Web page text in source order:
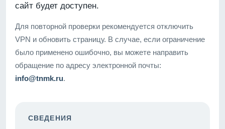
сайт будет доступен.
Для повторной проверки рекомендуется отключить
VPN и обновить страницу. В случае, если ограничение
было применено ошибочно, вы можете направить
обращение по адресу электронной почты:
info@tnmk.ru.
СВЕДЕНИЯ